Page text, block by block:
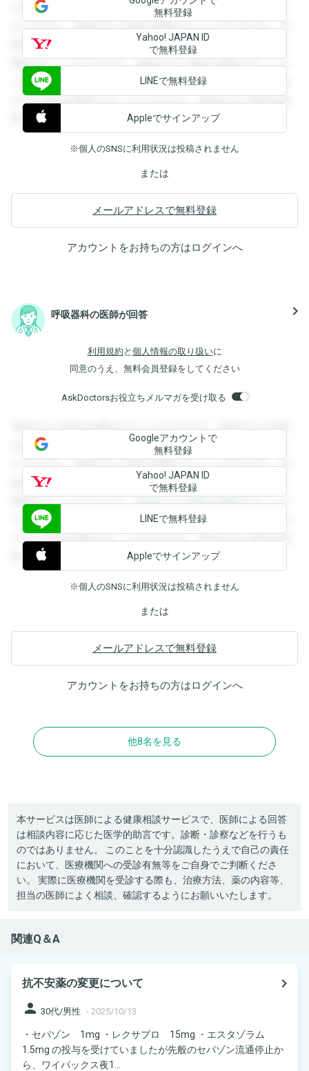
を閲覧することができます。登録すると回答を閲覧すること
ができます。登録すると回答を閲覧することができます。登
録すると回答を閲覧することができます。登録すると回答を
閲覧することができます。登録すると回答を閲覧することが
できます。登録すると回答を閲覧することができます。登録
すると回答を閲覧することができます。登録すると回答を閲
覧することができます。
無料登録
Yahoo! JAPAN ID
で無料登録
LINEで無料登録
Appleでサインアップ
※個人のSNSに利用状況は投稿されません
または
メールアドレスで無料登録
アカウントをお持ちの方はログインへ
呼吸器科の医師が回答 navigate_next
利用規約 と 個人情報の取り扱いに
同意のうえ、無料会員登録をしてください
AskDoctorsお役立ちメルマガを受け取る
登録すると回答を閲覧することができます。登録すると回答
を閲覧することができます。登録すると回答を閲覧すること
ができます。登録すると回答を閲覧することができます。登
録すると回答を閲覧することができます。登録すると回答を
閲覧することができます。登録すると回答を閲覧することが
できます。登録すると回答を閲覧することができます。登録
すると回答を閲覧することができます。登録すると回答を閲
覧することができます。
Googleアカウントで
無料登録
Yahoo! JAPAN ID
で無料登録
LINEで無料登録
Appleでサインアップ
※個人のSNSに利用状況は投稿されません
または
メールアドレスで無料登録
アカウントをお持ちの方はログインへ
他8名を見る
本サービスは医師による健康相談サービスで、医師による回答
は相談内容に応じた医学的助言です。診断・診察などを行うも
のではありません。 このことを十分認識したうえで自己の責任
において、医療機関への受診有無等をご自身でご判断くださ
い。 実際に医療機関を受診する際も、治療方法、薬の内容等、
担当の医師によく相談、確認するようにお願いいたします。
関連Q＆A
抗不安薬の変更について
navigate_next
person 30代/男性 - 2025/10/13
・セパゾン 1mg ・レクサプロ 15mg ・エスタゾラム
1.5mg の投与を受けていましたが先般のセパゾン流通停止か
ら、ワイパックス夜1...